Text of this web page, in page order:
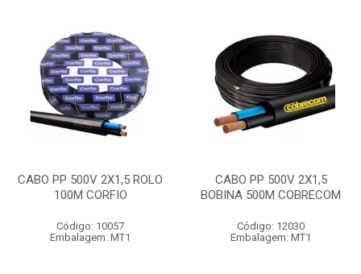
CABO PP 500V 2X1,5 ROLO
100M CORFIO
Código: 10057
Embalagem: MT1
CABO PP 500V 2X1,5
BOBINA 500M COBRECOM
Código: 12030
Embalagem: MT1